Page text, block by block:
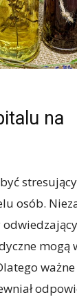
na
osób.
mogą